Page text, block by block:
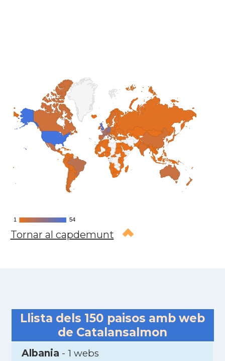
11 54
54
Tornar al capdemunt
Llista dels 150 paisos amb web
de Catalansalmon
Albania - 1 webs